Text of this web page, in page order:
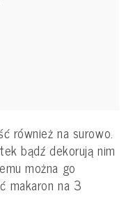
również na surowo.
bądź dekorują nim
można go
makaron na 3